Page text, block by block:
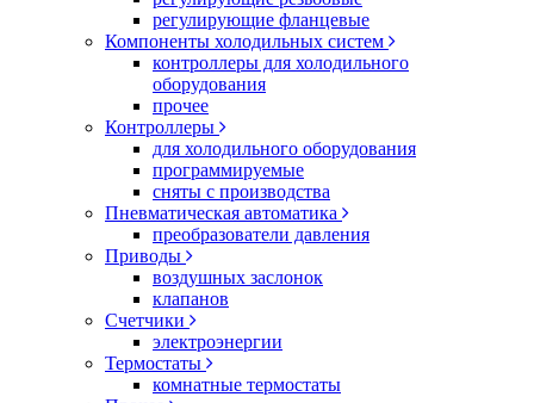
регулирующие фланцевые
Компоненты холодильных систем
контроллеры для холодильного
оборудования
прочее
Контроллеры
для холодильного оборудования
программируемые
сняты с производства
Пневматическая автоматика
преобразователи давления
Приводы
воздушных заслонок
клапанов
Счетчики
электроэнергии
Термостаты
комнатные термостаты